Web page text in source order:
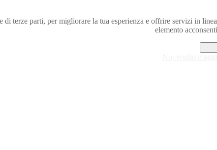
di terze parti, per migliorare la tua esperienza e offrire servizi in
elemento